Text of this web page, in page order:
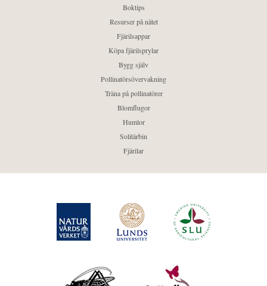
Boktips
Resurser på nätet
Fjärilsappar
Köpa fjärilsprylar
Bygg själv
Pollinatörsövervakning
Träna på pollinatörer
Blomflugor
Humlor
Solitärbin
Fjärilar